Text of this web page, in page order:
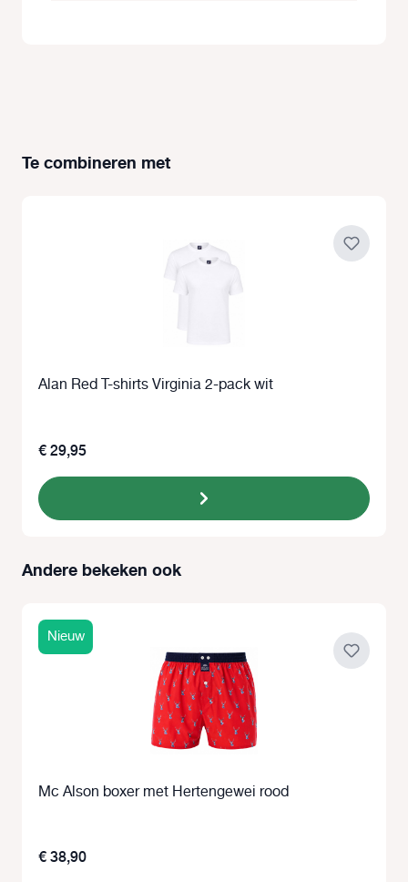
Productgalerij overslaan
Te combineren met
Alan Red T-shirts Virginia 2-pack wit
€ 29,95
Productgalerij overslaan
Andere bekeken ook
Nieuw
Mc Alson boxer met Hertengewei rood
€ 38,90